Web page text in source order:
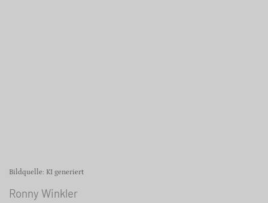
Bildquelle: KI generiert
Ronny Winkler